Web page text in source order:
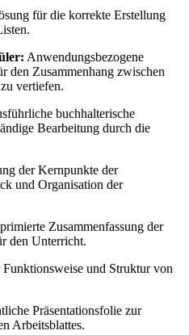
für die korrekte Erstellung
Anwendungsbezogene
den Zusammenhang zwischen
vertiefen.
buchhalterische
Bearbeitung durch die
der Kernpunkte der
und Organisation der
Zusammenfassung der
den Unterricht.
und Struktur von
Präsentationsfolie zur
Arbeitsblattes.